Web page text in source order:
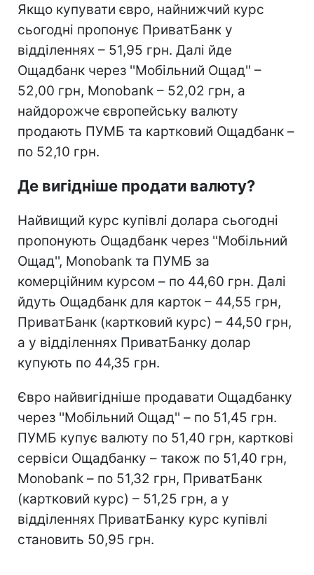
Якщо купувати євро, найнижчий курс
сьогодні пропонує ПриватБанк у
відділеннях – 51,95 грн. Далі йде
Ощадбанк через ''Мобільний Ощад'' –
52,00 грн, Monobank – 52,02 грн, а
найдорожче європейську валюту
продають ПУМБ та картковий Ощадбанк –
по 52,10 грн.
Де вигідніше продати валюту?
Найвищий курс купівлі долара сьогодні
пропонують Ощадбанк через ''Мобільний
Ощад'', Monobank та ПУМБ за
комерційним курсом – по 44,60 грн. Далі
йдуть Ощадбанк для карток – 44,55 грн,
ПриватБанк (картковий курс) – 44,50 грн,
а у відділеннях ПриватБанку долар
купують по 44,35 грн.
Євро найвигідніше продавати Ощадбанку
через ''Мобільний Ощад'' – по 51,45 грн.
ПУМБ купує валюту по 51,40 грн, карткові
сервіси Ощадбанку – також по 51,40 грн,
Monobank – по 51,32 грн, ПриватБанк
(картковий курс) – 51,25 грн, а у
відділеннях ПриватБанку курс купівлі
становить 50,95 грн.